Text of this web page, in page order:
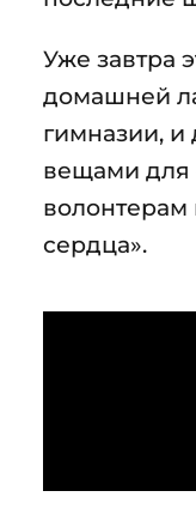
Уже завтра
домашней
гимназии,
вещами для
сердца».